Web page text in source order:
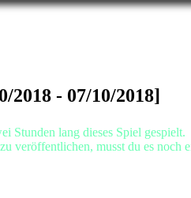
- 07/10/2018]
Stunden lang dieses Spiel gespielt.
veröffentlichen, musst du es